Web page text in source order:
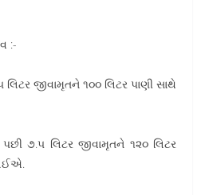
:-
જીવામૃતને ૧૦૦ લિટર પાણી સાથે
૭.૫ લિટર જીવામૃતને ૧૨૦ લિટર